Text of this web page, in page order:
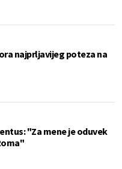
najprljavijeg poteza na
"Za mene je oduvek